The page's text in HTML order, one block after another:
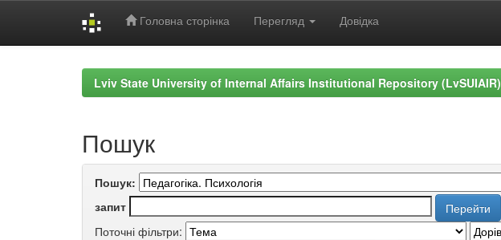
Головна сторінка Перегляд Довідка
Lviv State University of Internal Affairs Institutional Repository (LvSUIAIR)
Пошук
Пошук:
запит
Поточні фільтри: